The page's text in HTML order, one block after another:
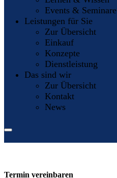
Events & Seminare
Leistungen für Sie
Zur Übersicht
Einkauf
Konzepte
Dienstleistung
Das sind wir
Zur Übersicht
Kontakt
News
Termin vereinbaren